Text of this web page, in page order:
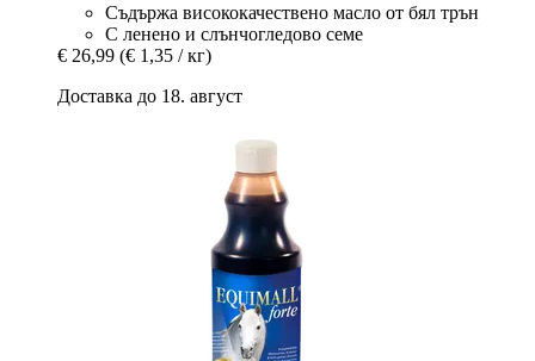
Съдържа висококачествено масло от бял трън
С ленено и слънчогледово семе
€ 26,99 (€ 1,35 / кг)
Доставка до 18. август